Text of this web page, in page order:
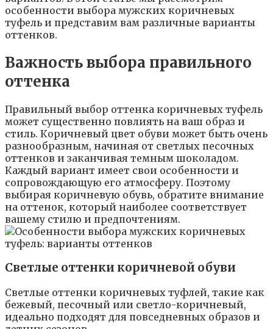
особенности выбора мужских коричневых
туфель и представим вам различные варианты
оттенков.
Важность выбора правильного
оттенка
Правильный выбор оттенка коричневых туфель
может существенно повлиять на ваш образ и
стиль. Коричневый цвет обуви может быть очень
разнообразным, начиная от светлых песочных
оттенков и заканчивая темным шоколадом.
Каждый вариант имеет свои особенности и
сопровождающую его атмосферу. Поэтому
выбирая коричневую обувь, обратите внимание
на оттенок, который наиболее соответствует
вашему стилю и предпочтениям.
Светлые оттенки коричневой обуви
Светлые оттенки коричневых туфлей, такие как
бежевый, песочный или светло-коричневый,
идеально подходят для повседневных образов и